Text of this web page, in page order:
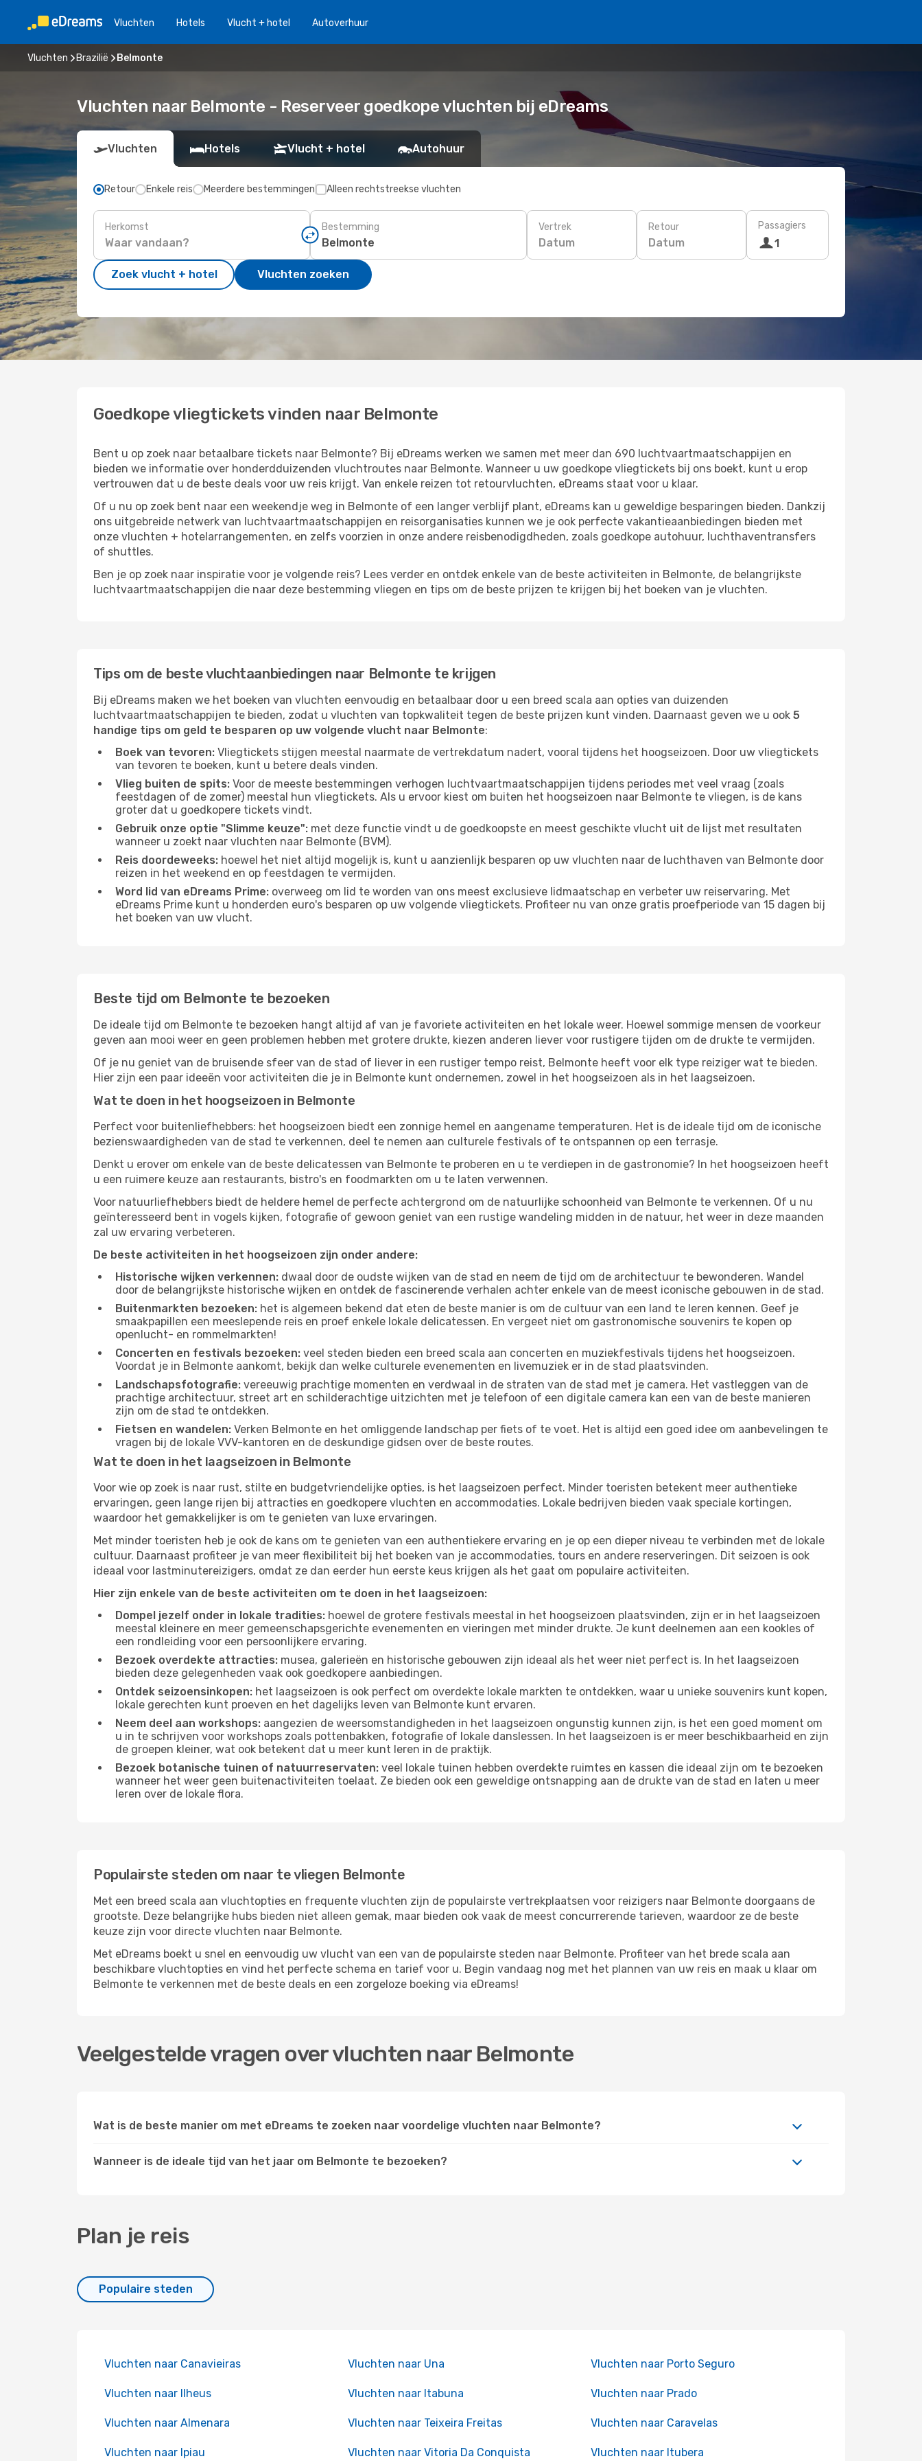
Vluchten Hotels Vlucht + hotel Autoverhuur
Vluchten Brazilië Belmonte
Vluchten naar Belmonte - Reserveer goedkope vluchten bij eDreams
Vluchten Hotels Vlucht + hotel Autohuur
Retour Enkele reis Meerdere bestemmingen Alleen rechtstreekse vluchten
Herkomst Bestemming Vertrek
Datum
Retour
Datum
Passagiers
1
Zoek vlucht + hotel Vluchten zoeken
Goedkope vliegtickets vinden naar Belmonte
Bent u op zoek naar betaalbare tickets naar Belmonte? Bij eDreams werken we samen met meer dan 690 luchtvaartmaatschappijen en
bieden we informatie over honderdduizenden vluchtroutes naar Belmonte. Wanneer u uw goedkope vliegtickets bij ons boekt, kunt u erop
vertrouwen dat u de beste deals voor uw reis krijgt. Van enkele reizen tot retourvluchten, eDreams staat voor u klaar.
Of u nu op zoek bent naar een weekendje weg in Belmonte of een langer verblijf plant, eDreams kan u geweldige besparingen bieden. Dankzij
ons uitgebreide netwerk van luchtvaartmaatschappijen en reisorganisaties kunnen we je ook perfecte vakantieaanbiedingen bieden met
onze vluchten + hotelarrangementen, en zelfs voorzien in onze andere reisbenodigdheden, zoals goedkope autohuur, luchthaventransfers
of shuttles.
Ben je op zoek naar inspiratie voor je volgende reis? Lees verder en ontdek enkele van de beste activiteiten in Belmonte, de belangrijkste
luchtvaartmaatschappijen die naar deze bestemming vliegen en tips om de beste prijzen te krijgen bij het boeken van je vluchten.
Tips om de beste vluchtaanbiedingen naar Belmonte te krijgen
Bij eDreams maken we het boeken van vluchten eenvoudig en betaalbaar door u een breed scala aan opties van duizenden
luchtvaartmaatschappijen te bieden, zodat u vluchten van topkwaliteit tegen de beste prijzen kunt vinden. Daarnaast geven we u ook 5
handige tips om geld te besparen op uw volgende vlucht naar Belmonte:
Boek van tevoren: Vliegtickets stijgen meestal naarmate de vertrekdatum nadert, vooral tijdens het hoogseizoen. Door uw vliegtickets
van tevoren te boeken, kunt u betere deals vinden.
Vlieg buiten de spits: Voor de meeste bestemmingen verhogen luchtvaartmaatschappijen tijdens periodes met veel vraag (zoals
feestdagen of de zomer) meestal hun vliegtickets. Als u ervoor kiest om buiten het hoogseizoen naar Belmonte te vliegen, is de kans
groter dat u goedkopere tickets vindt.
Gebruik onze optie "Slimme keuze": met deze functie vindt u de goedkoopste en meest geschikte vlucht uit de lijst met resultaten
wanneer u zoekt naar vluchten naar Belmonte (BVM).
Reis doordeweeks: hoewel het niet altijd mogelijk is, kunt u aanzienlijk besparen op uw vluchten naar de luchthaven van Belmonte door
reizen in het weekend en op feestdagen te vermijden.
Word lid van eDreams Prime: overweeg om lid te worden van ons meest exclusieve lidmaatschap en verbeter uw reiservaring. Met
eDreams Prime kunt u honderden euro's besparen op uw volgende vliegtickets. Profiteer nu van onze gratis proefperiode van 15 dagen bij
het boeken van uw vlucht.
Beste tijd om Belmonte te bezoeken
De ideale tijd om Belmonte te bezoeken hangt altijd af van je favoriete activiteiten en het lokale weer. Hoewel sommige mensen de voorkeur
geven aan mooi weer en geen problemen hebben met grotere drukte, kiezen anderen liever voor rustigere tijden om de drukte te vermijden.
Of je nu geniet van de bruisende sfeer van de stad of liever in een rustiger tempo reist, Belmonte heeft voor elk type reiziger wat te bieden.
Hier zijn een paar ideeën voor activiteiten die je in Belmonte kunt ondernemen, zowel in het hoogseizoen als in het laagseizoen.
Wat te doen in het hoogseizoen in Belmonte
Perfect voor buitenliefhebbers: het hoogseizoen biedt een zonnige hemel en aangename temperaturen. Het is de ideale tijd om de iconische
bezienswaardigheden van de stad te verkennen, deel te nemen aan culturele festivals of te ontspannen op een terrasje.
Denkt u erover om enkele van de beste delicatessen van Belmonte te proberen en u te verdiepen in de gastronomie? In het hoogseizoen heeft
u een ruimere keuze aan restaurants, bistro's en foodmarkten om u te laten verwennen.
Voor natuurliefhebbers biedt de heldere hemel de perfecte achtergrond om de natuurlijke schoonheid van Belmonte te verkennen. Of u nu
geïnteresseerd bent in vogels kijken, fotografie of gewoon geniet van een rustige wandeling midden in de natuur, het weer in deze maanden
zal uw ervaring verbeteren.
De beste activiteiten in het hoogseizoen zijn onder andere:
Historische wijken verkennen: dwaal door de oudste wijken van de stad en neem de tijd om de architectuur te bewonderen. Wandel
door de belangrijkste historische wijken en ontdek de fascinerende verhalen achter enkele van de meest iconische gebouwen in de stad.
Buitenmarkten bezoeken: het is algemeen bekend dat eten de beste manier is om de cultuur van een land te leren kennen. Geef je
smaakpapillen een meeslepende reis en proef enkele lokale delicatessen. En vergeet niet om gastronomische souvenirs te kopen op
openlucht- en rommelmarkten!
Concerten en festivals bezoeken: veel steden bieden een breed scala aan concerten en muziekfestivals tijdens het hoogseizoen.
Voordat je in Belmonte aankomt, bekijk dan welke culturele evenementen en livemuziek er in de stad plaatsvinden.
Landschapsfotografie: vereeuwig prachtige momenten en verdwaal in de straten van de stad met je camera. Het vastleggen van de
prachtige architectuur, street art en schilderachtige uitzichten met je telefoon of een digitale camera kan een van de beste manieren
zijn om de stad te ontdekken.
Fietsen en wandelen: Verken Belmonte en het omliggende landschap per fiets of te voet. Het is altijd een goed idee om aanbevelingen te
vragen bij de lokale VVV-kantoren en de deskundige gidsen over de beste routes.
Wat te doen in het laagseizoen in Belmonte
Voor wie op zoek is naar rust, stilte en budgetvriendelijke opties, is het laagseizoen perfect. Minder toeristen betekent meer authentieke
ervaringen, geen lange rijen bij attracties en goedkopere vluchten en accommodaties. Lokale bedrijven bieden vaak speciale kortingen,
waardoor het gemakkelijker is om te genieten van luxe ervaringen.
Met minder toeristen heb je ook de kans om te genieten van een authentiekere ervaring en je op een dieper niveau te verbinden met de lokale
cultuur. Daarnaast profiteer je van meer flexibiliteit bij het boeken van je accommodaties, tours en andere reserveringen. Dit seizoen is ook
ideaal voor lastminutereizigers, omdat ze dan eerder hun eerste keus krijgen als het gaat om populaire activiteiten.
Hier zijn enkele van de beste activiteiten om te doen in het laagseizoen:
Dompel jezelf onder in lokale tradities: hoewel de grotere festivals meestal in het hoogseizoen plaatsvinden, zijn er in het laagseizoen
meestal kleinere en meer gemeenschapsgerichte evenementen en vieringen met minder drukte. Je kunt deelnemen aan een kookles of
een rondleiding voor een persoonlijkere ervaring.
Bezoek overdekte attracties: musea, galerieën en historische gebouwen zijn ideaal als het weer niet perfect is. In het laagseizoen
bieden deze gelegenheden vaak ook goedkopere aanbiedingen.
Ontdek seizoensinkopen: het laagseizoen is ook perfect om overdekte lokale markten te ontdekken, waar u unieke souvenirs kunt kopen,
lokale gerechten kunt proeven en het dagelijks leven van Belmonte kunt ervaren.
Neem deel aan workshops: aangezien de weersomstandigheden in het laagseizoen ongunstig kunnen zijn, is het een goed moment om
u in te schrijven voor workshops zoals pottenbakken, fotografie of lokale danslessen. In het laagseizoen is er meer beschikbaarheid en zijn
de groepen kleiner, wat ook betekent dat u meer kunt leren in de praktijk.
Bezoek botanische tuinen of natuurreservaten: veel lokale tuinen hebben overdekte ruimtes en kassen die ideaal zijn om te bezoeken
wanneer het weer geen buitenactiviteiten toelaat. Ze bieden ook een geweldige ontsnapping aan de drukte van de stad en laten u meer
leren over de lokale flora.
Populairste steden om naar te vliegen Belmonte
Met een breed scala aan vluchtopties en frequente vluchten zijn de populairste vertrekplaatsen voor reizigers naar Belmonte doorgaans de
grootste. Deze belangrijke hubs bieden niet alleen gemak, maar bieden ook vaak de meest concurrerende tarieven, waardoor ze de beste
keuze zijn voor directe vluchten naar Belmonte.
Met eDreams boekt u snel en eenvoudig uw vlucht van een van de populairste steden naar Belmonte. Profiteer van het brede scala aan
beschikbare vluchtopties en vind het perfecte schema en tarief voor u. Begin vandaag nog met het plannen van uw reis en maak u klaar om
Belmonte te verkennen met de beste deals en een zorgeloze boeking via eDreams!
Veelgestelde vragen over vluchten naar Belmonte
Wat is de beste manier om met eDreams te zoeken naar voordelige vluchten naar Belmonte?
Wanneer is de ideale tijd van het jaar om Belmonte te bezoeken?
Plan je reis
Populaire steden
Vluchten naar Canavieiras Vluchten naar Una Vluchten naar Porto Seguro
Vluchten naar Ilheus Vluchten naar Itabuna Vluchten naar Prado
Vluchten naar Almenara Vluchten naar Teixeira Freitas Vluchten naar Caravelas
Vluchten naar Ipiau Vluchten naar Vitoria Da Conquista Vluchten naar Itubera